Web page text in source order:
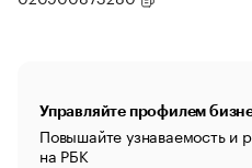
Управляйте профилем
Повышайте узнаваемость и
на РБК